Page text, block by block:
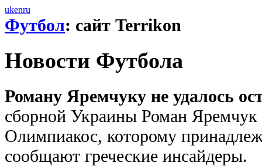
ukenru
Футбол: сайт Terrikon
Новости Футбола
Роману Яремчуку не удалось
сборной Украины Роман Яремчук
Олимпиакос, которому
сообщают греческие инсайдеры.